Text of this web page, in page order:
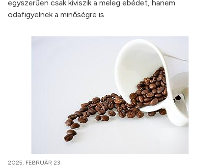
egyszerűen csak kiviszik a meleg ebédet, hanem
odafigyelnek a minőségre is.
2025. FEBRUÁR 23.